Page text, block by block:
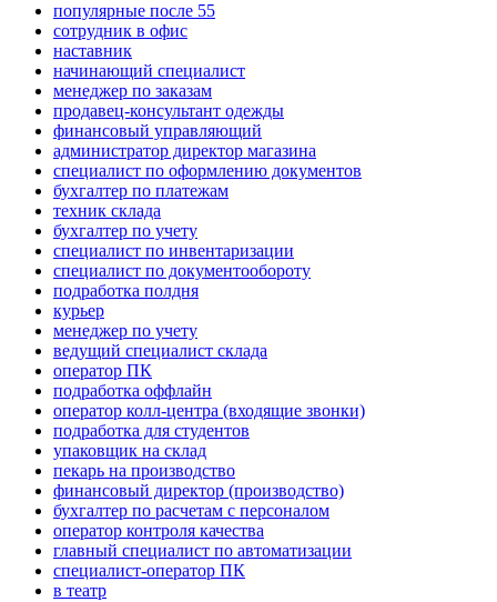
популярные после 55
сотрудник в офис
наставник
начинающий специалист
менеджер по заказам
продавец-консультант одежды
финансовый управляющий
администратор директор магазина
специалист по оформлению документов
бухгалтер по платежам
техник склада
бухгалтер по учету
специалист по инвентаризации
специалист по документообороту
подработка полдня
курьер
менеджер по учету
ведущий специалист склада
оператор ПК
подработка оффлайн
оператор колл-центра (входящие звонки)
подработка для студентов
упаковщик на склад
пекарь на производство
финансовый директор (производство)
бухгалтер по расчетам с персоналом
оператор контроля качества
главный специалист по автоматизации
специалист-оператор ПК
в театр